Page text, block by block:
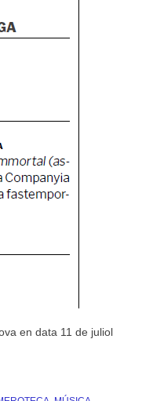
en data 11 de juliol